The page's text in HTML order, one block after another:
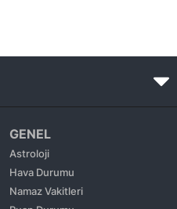
GENEL
Astroloji
Hava Durumu
Namaz Vakitleri